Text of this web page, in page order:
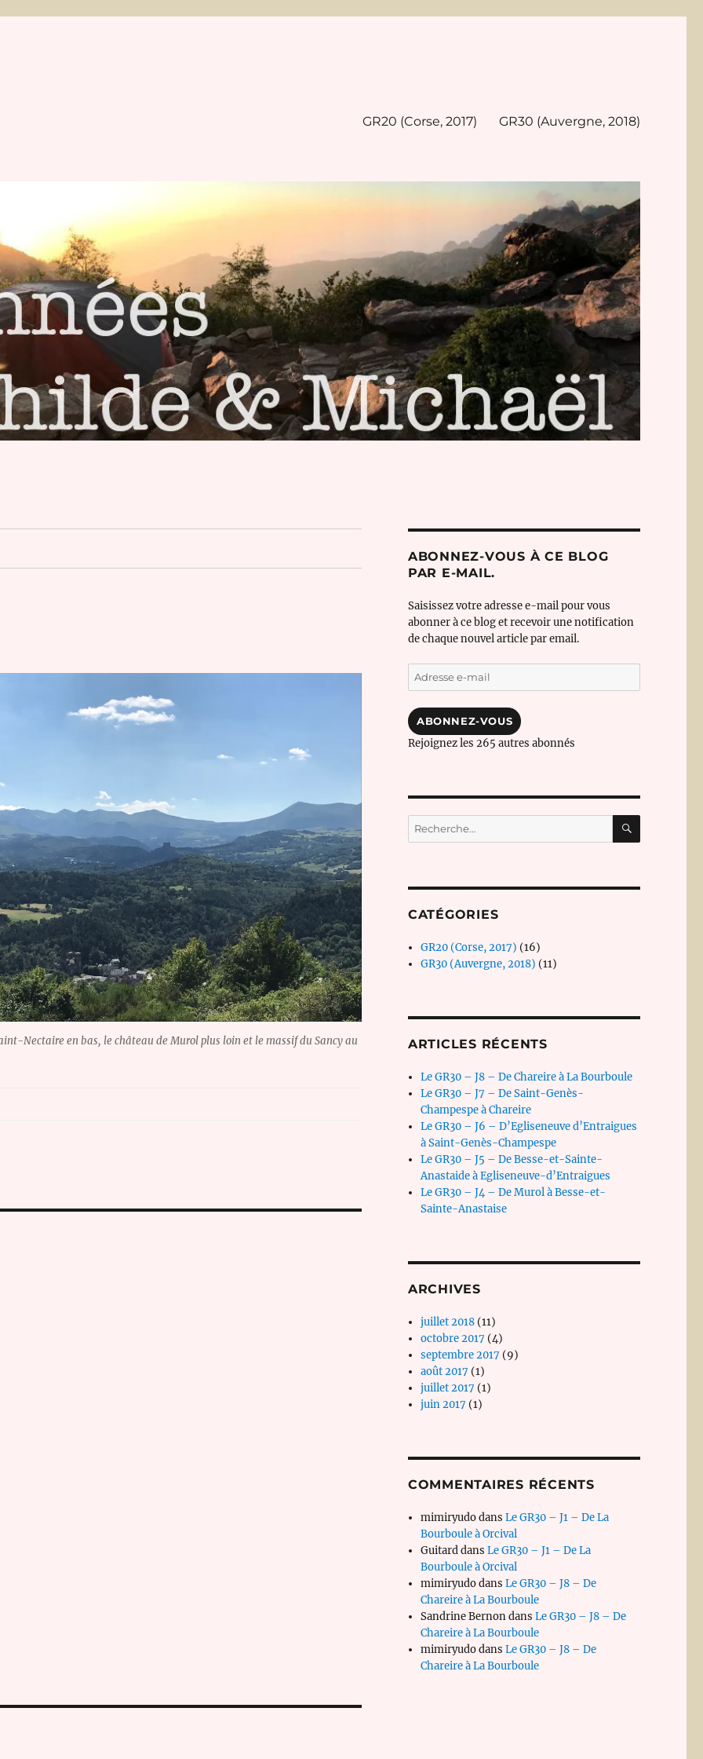
GR20 (Corse, 2017) GR30 (Auvergne, 2018)
Nectaire en bas, le château de Murol plus loin et le massif du Sancy au
ABONNEZ-VOUS À CE BLOG
PAR E-MAIL.
Saisissez votre adresse e-mail pour vous
abonner à ce blog et recevoir une notification
de chaque nouvel article par email.
Adresse
e-
mail
ABONNEZ-VOUS
Rejoignez les 265 autres abonnés
Recherche
pour :
CATÉGORIES
GR20 (Corse, 2017) (16)
GR30 (Auvergne, 2018) (11)
ARTICLES RÉCENTS
Le GR30 – J8 – De Chareire à La Bourboule
Le GR30 – J7 – De Saint-Genès-
Champespe à Chareire
Le GR30 – J6 – D’Egliseneuve d’Entraigues
à Saint-Genès-Champespe
Le GR30 – J5 – De Besse-et-Sainte-
Anastaide à Egliseneuve-d’Entraigues
Le GR30 – J4 – De Murol à Besse-et-
Sainte-Anastaise
ARCHIVES
juillet 2018 (11)
octobre 2017 (4)
septembre 2017 (9)
août 2017 (1)
juillet 2017 (1)
juin 2017 (1)
COMMENTAIRES RÉCENTS
mimiryudodansLe GR30 – J1 – De La
Bourboule à Orcival
GuitarddansLe GR30 – J1 – De La
Bourboule à Orcival
mimiryudodansLe GR30 – J8 – De
Chareire à La Bourboule
Sandrine BernondansLe GR30 – J8 – De
Chareire à La Bourboule
mimiryudodansLe GR30 – J8 – De
Chareire à La Bourboule